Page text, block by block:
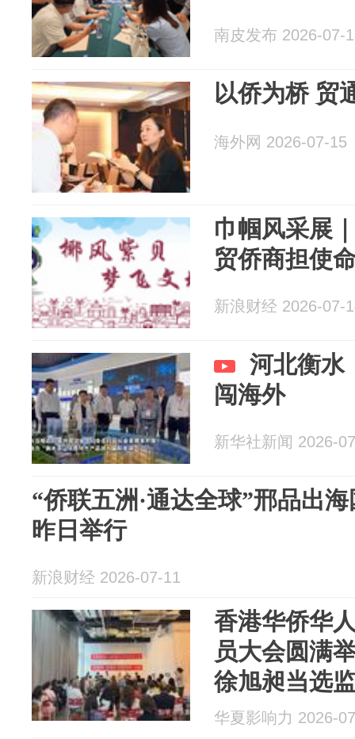
南皮发布 2026-07-
以侨为桥 贸
海外网 2026-07-15
巾帼风采展
贸侨商担使
新浪财经 2026-07-
河北衡水
闯海外
新华社新闻 2026-
“侨联五洲·通达全球”邢品出
昨日举行
新浪财经 2026-07-11
香港华侨华
员大会圆满
徐旭昶当选
华夏影响力 2026-